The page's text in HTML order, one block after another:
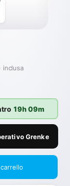
inclusa
19h 09m
Grenke